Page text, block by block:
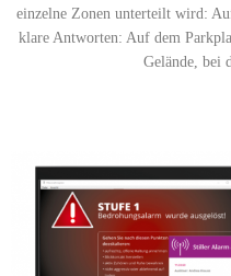
einzelne Zonen unterteilt wird:
klare Antworten: Auf dem
Gelände, bei